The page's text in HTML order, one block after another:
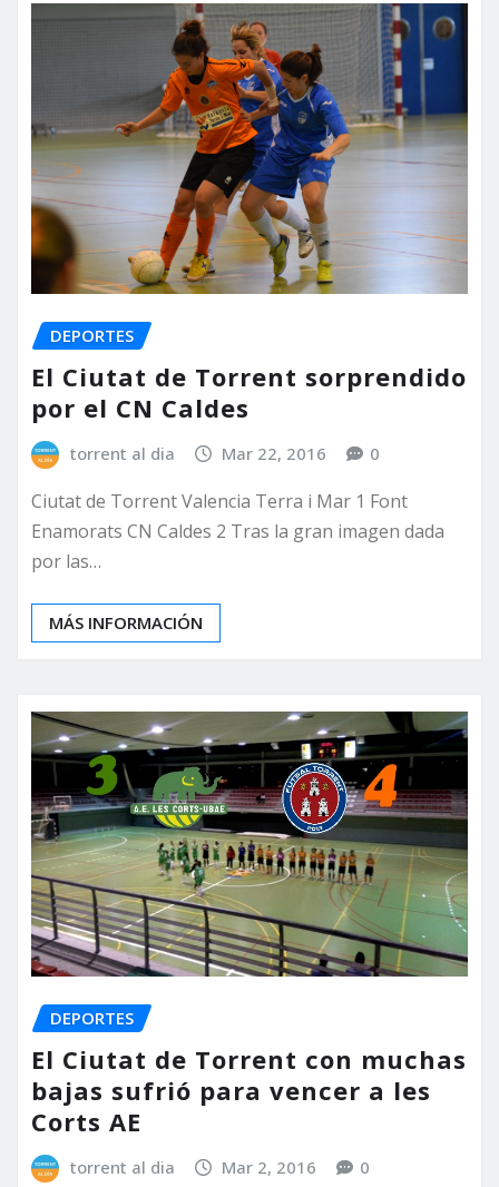
DEPORTES
El Ciutat de Torrent sorprendido
por el CN Caldes
torrent al dia Mar 22, 2016 0
Ciutat de Torrent Valencia Terra i Mar 1 Font
Enamorats CN Caldes 2 Tras la gran imagen dada
por las…
MÁS INFORMACIÓN
DEPORTES
El Ciutat de Torrent con muchas
bajas sufrió para vencer a les
Corts AE
torrent al dia Mar 2, 2016 0